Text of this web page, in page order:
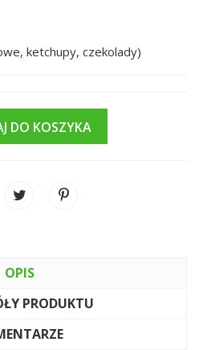
ketchupy, czekolady)
DO KOSZYKA
OPIS
PRODUKTU